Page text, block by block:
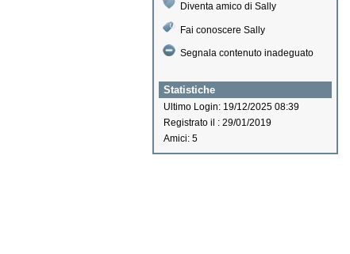
Diventa amico di Sally
Fai conoscere Sally
Segnala contenuto inadeguato
Statistiche
Ultimo Login: 19/12/2025 08:39
Registrato il : 29/01/2019
Amici: 5